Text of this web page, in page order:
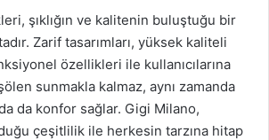
şıklığın ve kalitenin buluştuğu bir
Zarif tasarımları, yüksek kaliteli
özellikleri ile kullanıcılarına
sunmakla kalmaz, aynı zamanda
da konfor sağlar. Gigi Milano,
çeşitlilik ile herkesin tarzına hitap